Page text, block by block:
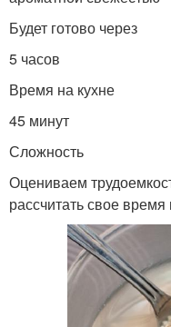
Будет готово через
5 часов
Время на кухне
45 минут
Сложность
Оцениваем
рассчитать свое